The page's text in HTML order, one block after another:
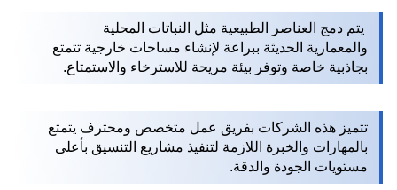
يتم دمج العناصر الطبيعية مثل النباتات المحلية
والمعمارية الحديثة ببراعة لإنشاء مساحات خارجية تتمتع
بجاذبية خاصة وتوفر بيئة مريحة للاسترخاء والاستمتاع.
تتميز هذه الشركات بفريق عمل متخصص ومحترف يتمتع
بالمهارات والخبرة اللازمة لتنفيذ مشاريع التنسيق بأعلى
مستويات الجودة والدقة.